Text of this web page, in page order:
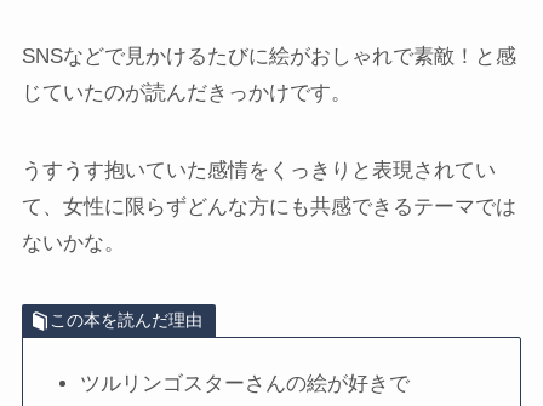
SNSなどで見かけるたびに絵がおしゃれで素敵！と感
じていたのが読んだきっかけです。
うすうす抱いていた感情をくっきりと表現されてい
て、女性に限らずどんな方にも共感できるテーマでは
ないかな。
この本を読んだ理由
ツルリンゴスターさんの絵が好きで